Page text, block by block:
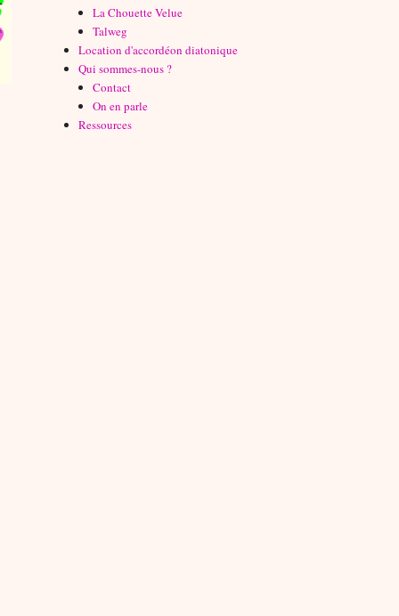
La Chouette Velue
Talweg
Location d'accordéon diatonique
Qui sommes-nous ?
Contact
On en parle
Ressources